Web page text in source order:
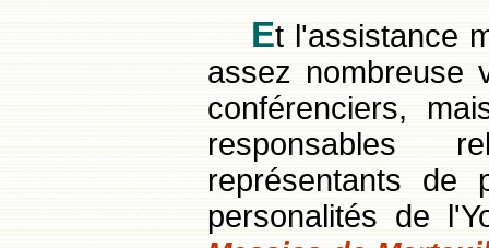
Et l'assistance
assez nombreuse
conférenciers,
responsables
représentants de
personalités de